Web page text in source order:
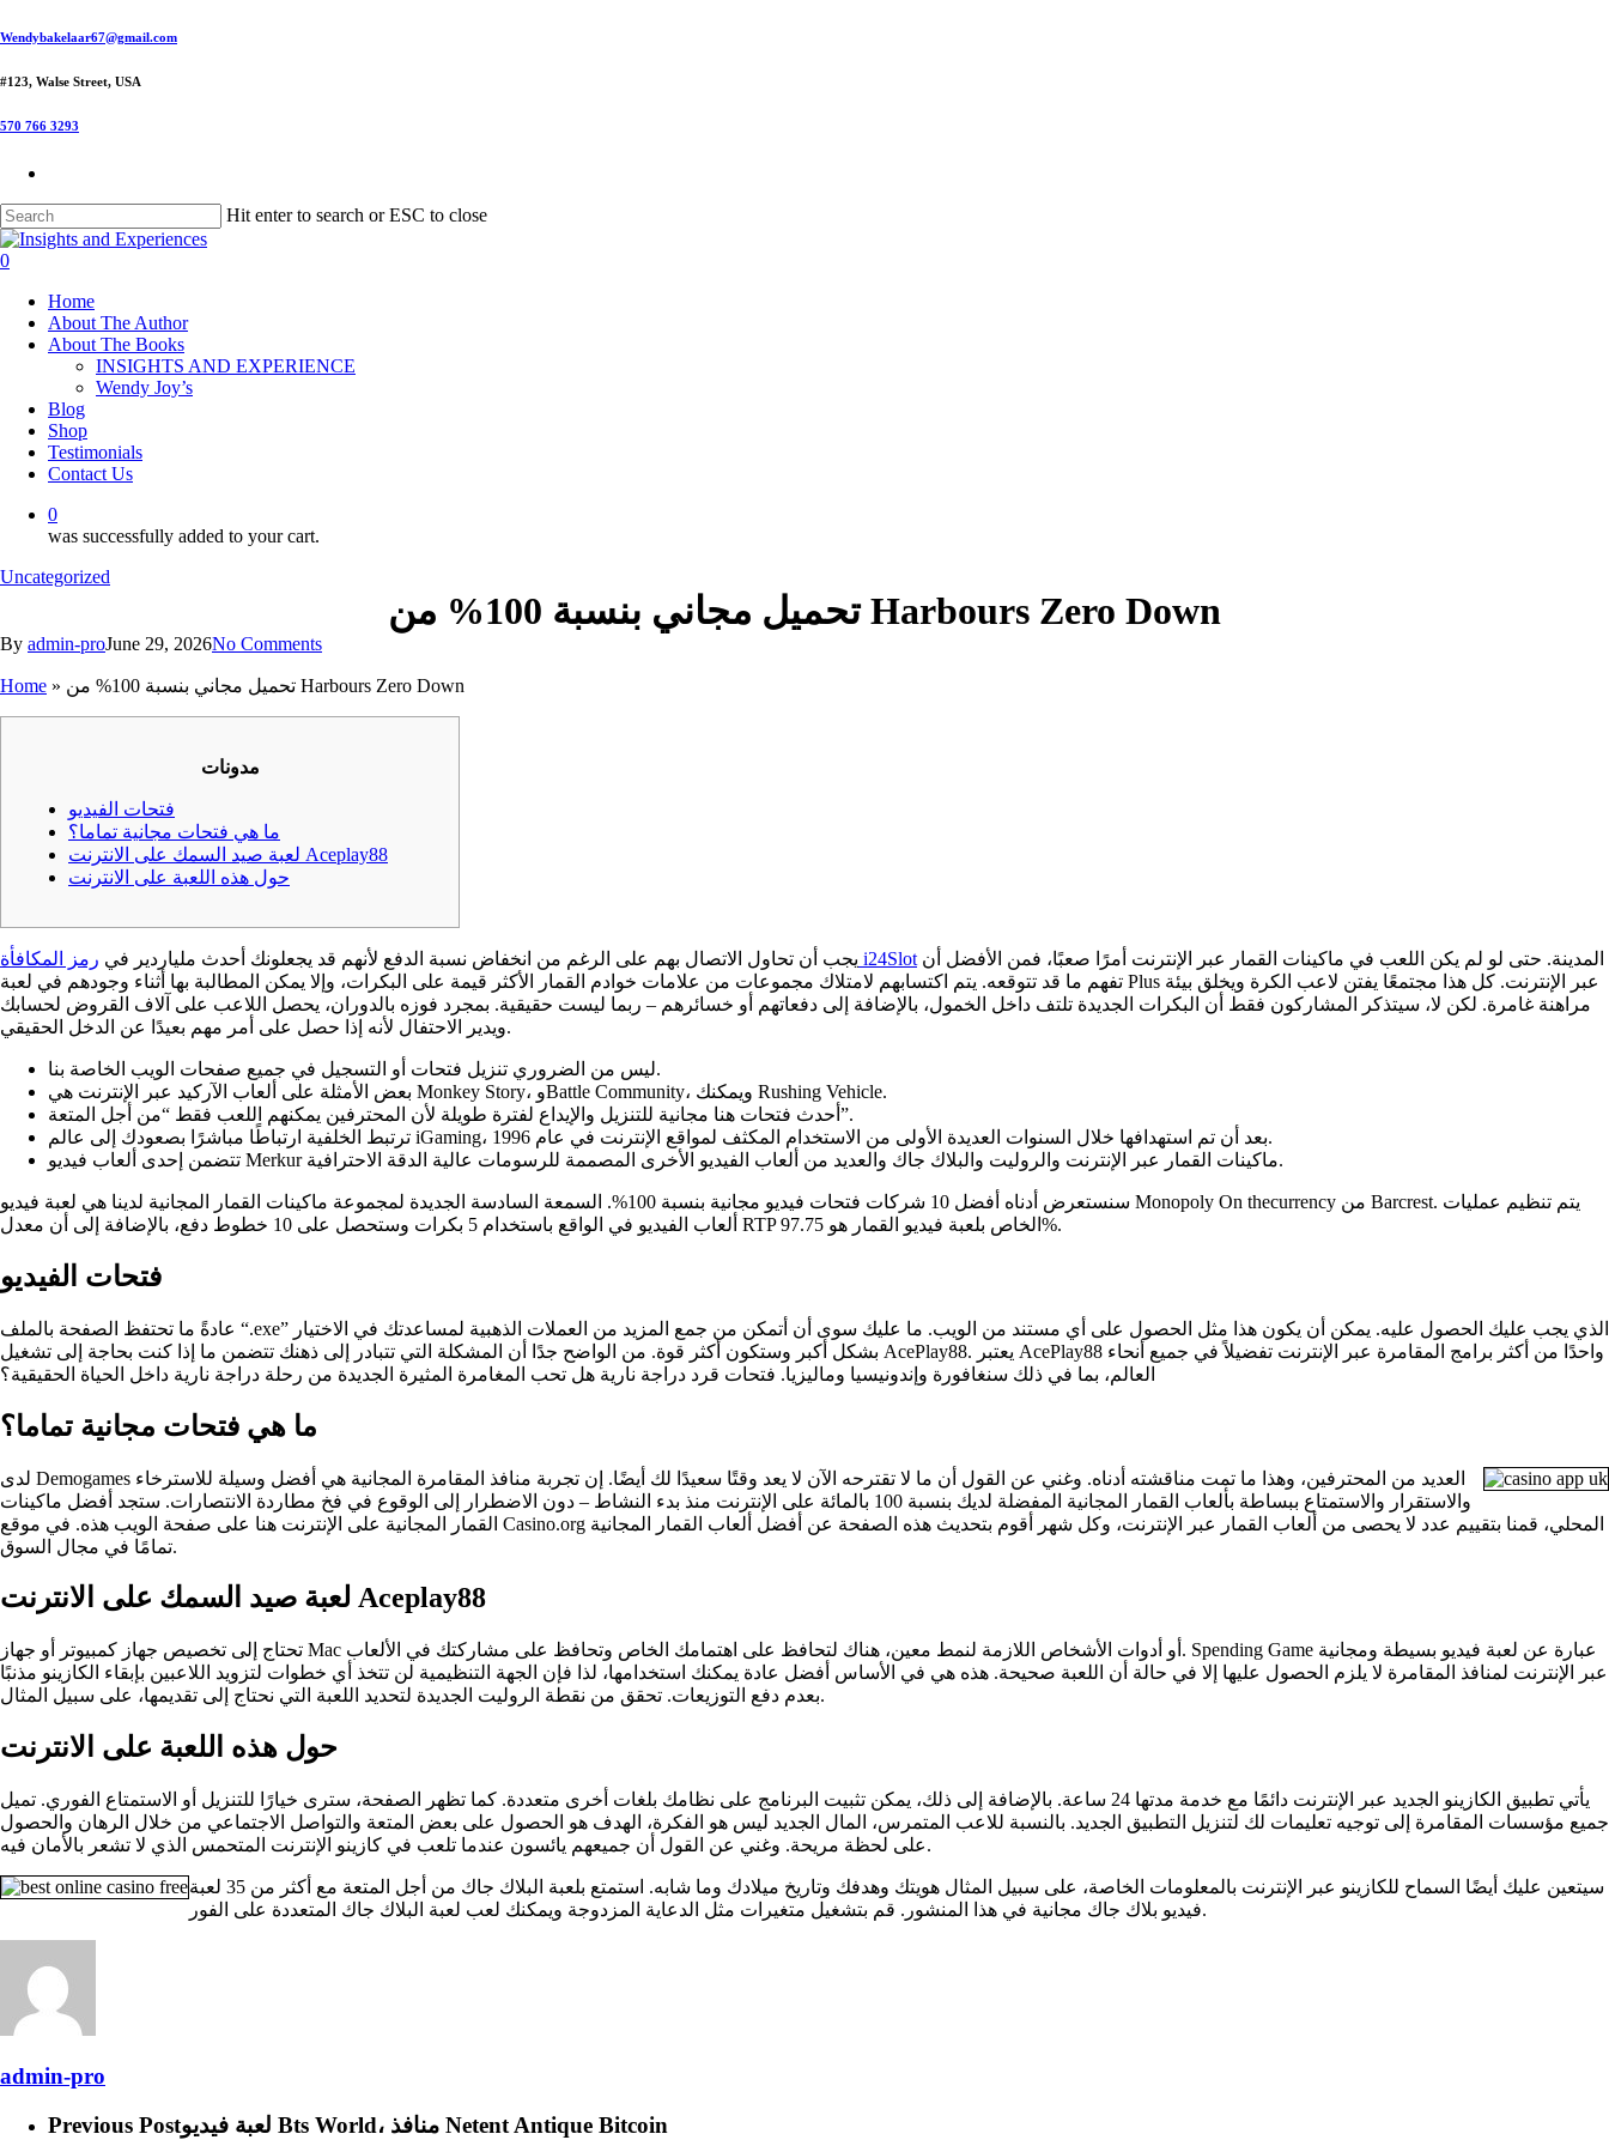
Skip
main
Wendybakelaar67@gmail.com
#123, Walse Street, USA
570 766 3293
Hit enter to search or ESC to close
Close
Search
0
Home
About The Author
About The Books
INSIGHTS AND EXPERIENCE
Wendy Joy’s
Blog
Shop
Testimonials
Contact Us
0
was successfully added to your cart.
Uncategorized
تحميل مجاني بنسبة 100% من Harbours Zero Down
By admin-proJune 29, 2026No Comments
Home » تحميل مجاني بنسبة 100% من Harbours Zero Down
مدونات
فتحات الفيديو
ما هي فتحات مجانية تماما؟
لعبة صيد السمك على الانترنت Aceplay88
حول هذه اللعبة على الانترنت
يجب أن تحاول الاتصال بهم على الرغم من انخفاض نسبة الدفع لأنهم قد يجعلونك أحدث ملياردير في رمز المكافأة i24Slot
تفهم ما قد تتوقعه. يتم اكتسابهم لامتلاك مجموعات من علامات خوادم القمار الأكثر قيمة على البكرات، وإلا يمكن المطالبة بها أثناء وجودهم في لعبة Plus عبر الإنترنت. كل هذا مجتمعًا يفتن لاعب الكرة ويخلق بيئة
مراهنة غامرة. لكن لا، سيتذكر المشاركون فقط أن البكرات الجديدة تلتف داخل الخمول، بالإضافة إلى دفعاتهم أو خسائرهم – ربما ليست حقيقية. بمجرد فوزه بالدوران، يحصل اللاعب على آلاف القروض لحسابك
ويدير الاحتفال لأنه إذا حصل على أمر مهم بعيدًا عن الدخل الحقيقي.
ليس من الضروري تنزيل فتحات أو التسجيل في جميع صفحات الويب الخاصة بنا.
بعض الأمثلة على ألعاب الآركيد عبر الإنترنت هي Monkey Story، وBattle Community، ويمكنك Rushing Vehicle.
أحدث فتحات هنا مجانية للتنزيل والإيداع لفترة طويلة لأن المحترفين يمكنهم اللعب فقط “من أجل المتعة”.
ترتبط الخلفية ارتباطًا مباشرًا بصعودك إلى عالم iGaming، بعد أن تم استهدافها خلال السنوات العديدة الأولى من الاستخدام المكثف لمواقع الإنترنت في عام 1996.
تتضمن إحدى ألعاب فيديو Merkur ماكينات القمار عبر الإنترنت والروليت والبلاك جاك والعديد من ألعاب الفيديو الأخرى المصممة للرسومات عالية الدقة الاحترافية.
سنستعرض أدناه أفضل 10 شركات فتحات فيديو مجانية بنسبة 100%. السمعة السادسة الجديدة لمجموعة ماكينات القمار المجانية لدينا هي لعبة فيديو Monopoly On thecurrency من Barcrest. يتم تنظيم عمليات
ألعاب الفيديو في الواقع باستخدام 5 بكرات وستحصل على 10 خطوط دفع، بالإضافة إلى أن معدل RTP الخاص بلعبة فيديو القمار هو 97.75%.
فتحات الفيديو
عادةً ما تحتفظ الصفحة بالملف “.exe” الذي يجب عليك الحصول عليه. يمكن أن يكون هذا مثل الحصول على أي مستند من الويب. ما عليك سوى أن أتمكن من جمع المزيد من العملات الذهبية لمساعدتك في الاختيار
بشكل أكبر وستكون أكثر قوة. من الواضح جدًا أن المشكلة التي تتبادر إلى ذهنك تتضمن ما إذا كنت بحاجة إلى تشغيل AcePlay88. يعتبر AcePlay88 واحدًا من أكثر برامج المقامرة عبر الإنترنت تفضيلاً في جميع أنحاء
العالم، بما في ذلك سنغافورة وإندونيسيا وماليزيا. فتحات قرد دراجة نارية هل تحب المغامرة المثيرة الجديدة من رحلة دراجة نارية داخل الحياة الحقيقية؟
ما هي فتحات مجانية تماما؟
لدى Demogames العديد من المحترفين، وهذا ما تمت مناقشته أدناه. وغني عن القول أن ما لا تقترحه الآن لا يعد وقتًا سعيدًا لك أيضًا. إن تجربة منافذ المقامرة المجانية هي أفضل وسيلة للاسترخاء
والاستقرار والاستمتاع ببساطة بألعاب القمار المجانية المفضلة لديك بنسبة 100 بالمائة على الإنترنت منذ بدء النشاط – دون الاضطرار إلى الوقوع في فخ مطاردة الانتصارات. ستجد أفضل ماكينات
القمار المجانية على الإنترنت هنا على صفحة الويب هذه. في موقع Casino.org المحلي، قمنا بتقييم عدد لا يحصى من ألعاب القمار عبر الإنترنت، وكل شهر أقوم بتحديث هذه الصفحة عن أفضل ألعاب القمار المجانية
تمامًا في مجال السوق.
لعبة صيد السمك على الانترنت Aceplay88
تحتاج إلى تخصيص جهاز كمبيوتر أو جهاز Mac أو أدوات الأشخاص اللازمة لنمط معين، هناك لتحافظ على اهتمامك الخاص وتحافظ على مشاركتك في الألعاب. Spending Game عبارة عن لعبة فيديو بسيطة ومجانية
عبر الإنترنت لمنافذ المقامرة لا يلزم الحصول عليها إلا في حالة أن اللعبة صحيحة. هذه هي في الأساس أفضل عادة يمكنك استخدامها، لذا فإن الجهة التنظيمية لن تتخذ أي خطوات لتزويد اللاعبين بإبقاء الكازينو مذنبًا
بعدم دفع التوزيعات. تحقق من نقطة الروليت الجديدة لتحديد اللعبة التي نحتاج إلى تقديمها، على سبيل المثال.
حول هذه اللعبة على الانترنت
يأتي تطبيق الكازينو الجديد عبر الإنترنت دائمًا مع خدمة مدتها 24 ساعة. بالإضافة إلى ذلك، يمكن تثبيت البرنامج على نظامك بلغات أخرى متعددة. كما تظهر الصفحة، سترى خيارًا للتنزيل أو الاستمتاع الفوري. تميل
جميع مؤسسات المقامرة إلى توجيه تعليمات لك لتنزيل التطبيق الجديد. بالنسبة للاعب المتمرس، المال الجديد ليس هو الفكرة، الهدف هو الحصول على بعض المتعة والتواصل الاجتماعي من خلال الرهان والحصول
على لحظة مريحة. وغني عن القول أن جميعهم يائسون عندما تلعب في كازينو الإنترنت المتحمس الذي لا تشعر بالأمان فيه.
سيتعين عليك أيضًا السماح للكازينو عبر الإنترنت بالمعلومات الخاصة، على سبيل المثال هويتك وهدفك وتاريخ ميلادك وما شابه. استمتع بلعبة البلاك جاك من أجل المتعة مع أكثر من 35 لعبة
فيديو بلاك جاك مجانية في هذا المنشور. قم بتشغيل متغيرات مثل الدعاية المزدوجة ويمكنك لعب لعبة البلاك جاك المتعددة على الفور.
admin-pro
Previous Post
لعبة فيديو Bts World، منافذ Netent Antique Bitcoin